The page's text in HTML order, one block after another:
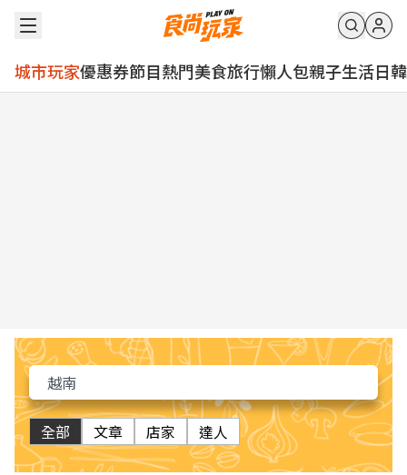
城市玩家優惠券節目熱門美食旅行懶人包親子生活日韓
全部 文章 店家 達人